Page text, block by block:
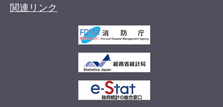
関連リンク